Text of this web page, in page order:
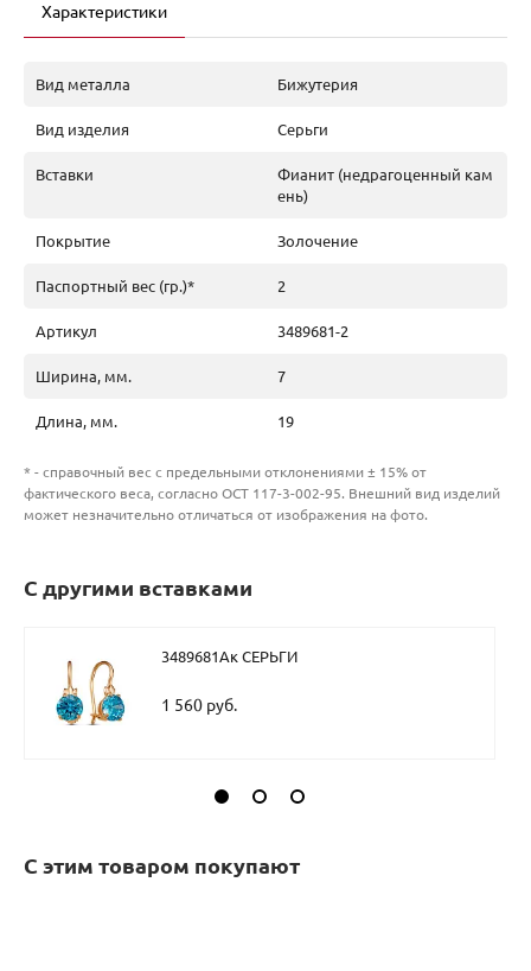
Характеристики
Вид металла Бижутерия
Вид изделия Серьги
Вставки
Фианит (недрагоценный кам
ень)
Покрытие Золочение
Паспортный вес (гр.)* 2
Артикул 3489681-2
Ширина, мм. 7
Длина, мм. 19
* - справочный вес с предельными отклонениями ± 15% от
фактического веса, согласно ОСТ 117-3-002-95. Внешний вид изделий
может незначительно отличаться от изображения на фото.
С другими вставками
3489681Ак СЕРЬГИ
1 560 руб.
С этим товаром покупают